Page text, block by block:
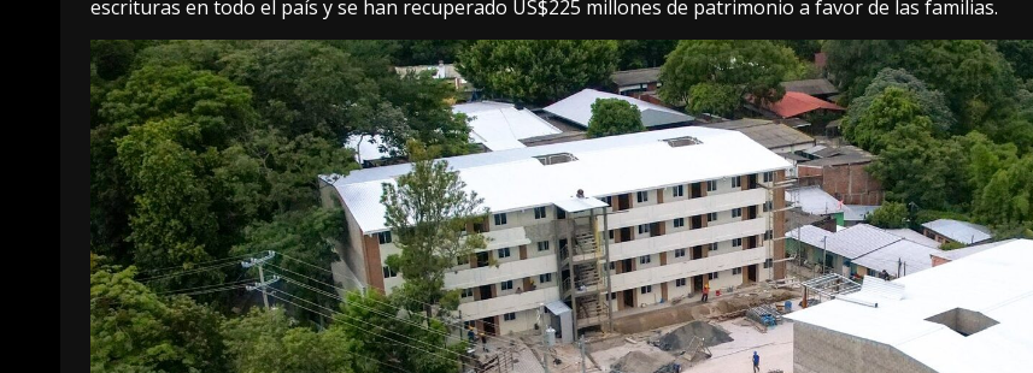
escrituras en todo el país y se han recuperado US$225 millones de patrimonio a favor de las familias.